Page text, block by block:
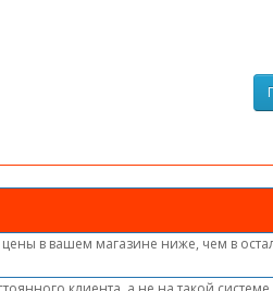
цены в вашем магазине ниже, чем в